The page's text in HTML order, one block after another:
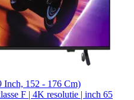
152 - 176 Cm)
F | 4K resolutie | inch 65